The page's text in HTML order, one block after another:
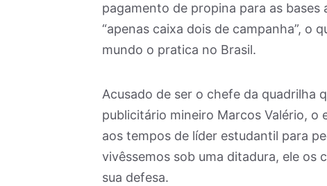
pagamento de propina para as bases
“apenas caixa dois de campanha”, o
mundo o pratica no Brasil.
Acusado de ser o chefe da quadrilha
publicitário mineiro Marcos Valério, o
aos tempos de líder estudantil para
vivêssemos sob uma ditadura, ele os
sua defesa.